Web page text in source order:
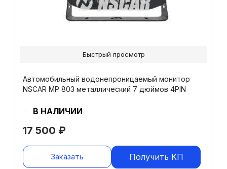
17 500 ₽
Автомобильный водонепроницаемый монитор
NSCAR MP 803 металлический 7 дюймов 4PIN
В НАЛИЧИИ
Заказать Получить КП
Быстрый просмотр